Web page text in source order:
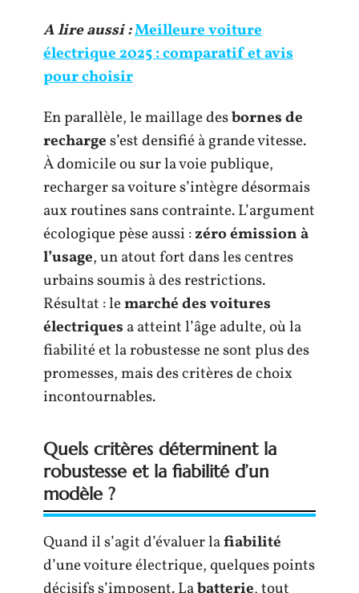
A lire aussi :Meilleure voiture
électrique 2025 : comparatif et avis
pour choisir
En parallèle, le maillage desbornes de
recharges’est densifié à grande vitesse.
À domicile ou sur la voie publique,
recharger sa voiture s’intègre désormais
aux routines sans contrainte. L’argument
écologique pèse aussi :zéro émission à
l’usage, un atout fort dans les centres
urbains soumis à des restrictions.
Résultat : lemarché des voitures
électriques a atteint l’âge adulte, où la
fiabilité et la robustesse ne sont plus des
promesses, mais des critères de choix
incontournables.
Quels critères déterminent la
robustesse et la fiabilité d’un
modèle ?
Quand il s’agit d’évaluer lafiabilité
d’une voiture électrique, quelques points